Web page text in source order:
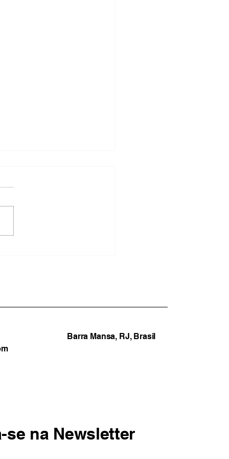
Barra Mansa, RJ, Brasil
se na Newsletter